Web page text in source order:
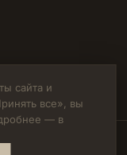
М.Н. · ИНН
сайта и
все», вы
— в